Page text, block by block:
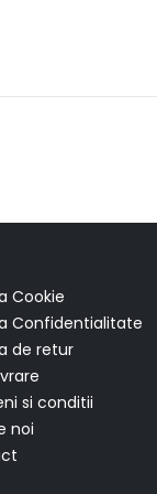
Cookie
Confidentialitate
de retur
si conditii
noi